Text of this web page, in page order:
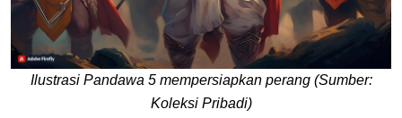
Ilustrasi Pandawa 5 mempersiapkan perang (Sumber:
Koleksi Pribadi)